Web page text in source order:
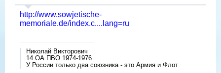
http://www.sowjetische-
memoriale.de/index.c....lang=ru
Николай Викторович
14 ОА ПВО 1974-1976
У России только два союзника - это Армия и Флот